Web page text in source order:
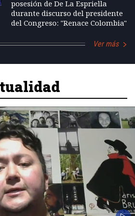
posesión de De La Espriella
durante discurso del presidente
del Congreso: "Renace Colombia"
Ver más